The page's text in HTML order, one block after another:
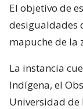
El objetivo de
desigualdades
mapuche de la
La instancia
Indígena, el
Universidad de